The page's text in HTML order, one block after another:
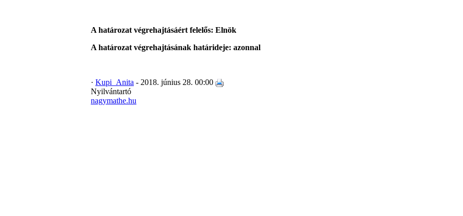
A határozat végrehajtásáért felelős: Elnök
A határozat végrehajtásának határideje: azonnal
· Kupi_Anita - 2018. június 28. 00:00
Nyilvántartó
nagymathe.hu